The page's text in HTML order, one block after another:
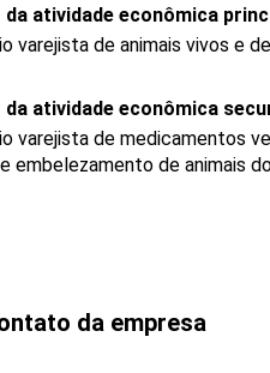
atividade econômica
varejista de animais vivos e
atividade econômica
varejista de medicamentos
embelezamento de animais
da empresa